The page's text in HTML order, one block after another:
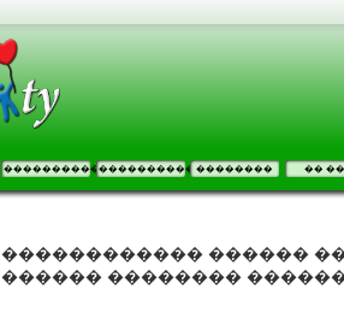
�������������������� �������� ��
������������ ������
������ ��������